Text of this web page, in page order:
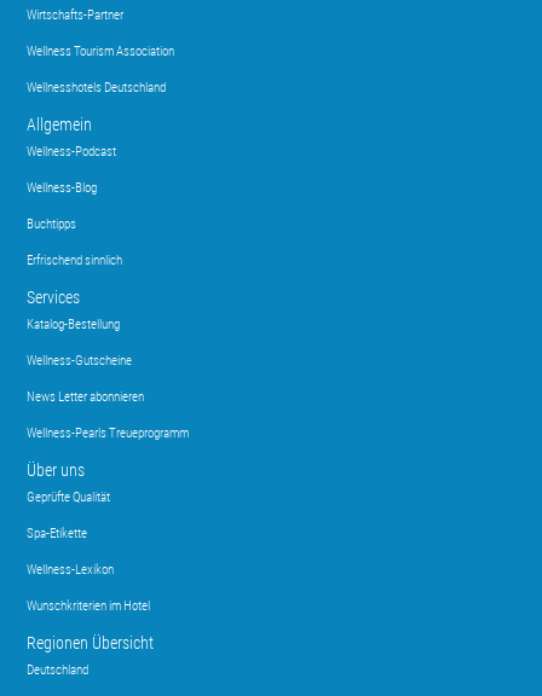
Wirtschafts-Partner
Wellness Tourism Association
Wellnesshotels Deutschland
Allgemein
Wellness-Podcast
Wellness-Blog
Buchtipps
Erfrischend sinnlich
Services
Katalog-Bestellung
Wellness-Gutscheine
News Letter abonnieren
Wellness-Pearls Treueprogramm
Über uns
Geprüfte Qualität
Spa-Etikette
Wellness-Lexikon
Wunschkriterien im Hotel
Regionen Übersicht
Deutschland